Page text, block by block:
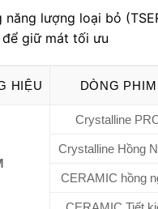
năng lượng loại bỏ
để giữ mát tối ưu
HIỆU DÒNG PHIM
Crystalline
Crystalline Hồng
CERAMIC hồng